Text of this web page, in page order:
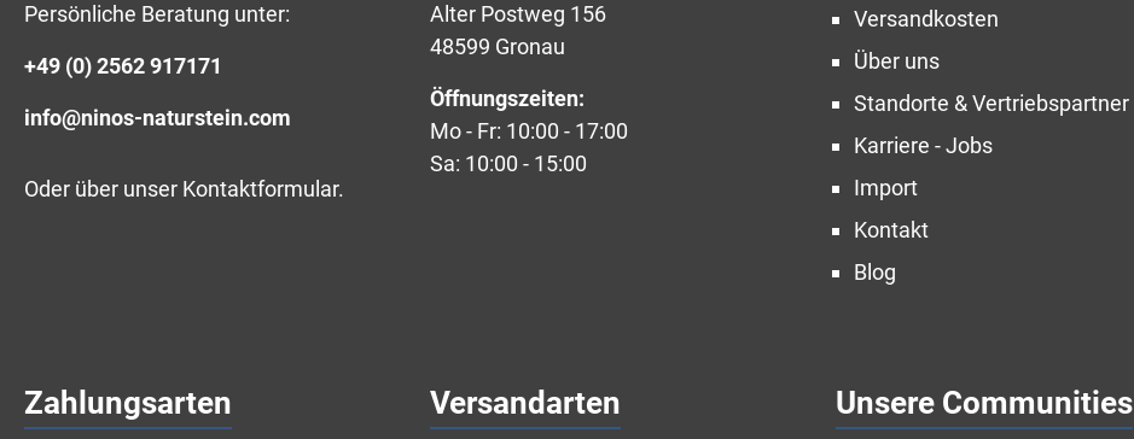
Persönliche Beratung unter:
+49 (0) 2562 917171
info@ninos-naturstein.com
Oder über unser Kontaktformular.
Alter Postweg 156
48599 Gronau
Öffnungszeiten:
Mo - Fr: 10:00 - 17:00
Sa: 10:00 - 15:00
Versandkosten
Über uns
Standorte & Vertriebspartner
Karriere - Jobs
Import
Kontakt
Blog
Zahlungsarten Versandarten Unsere Communities